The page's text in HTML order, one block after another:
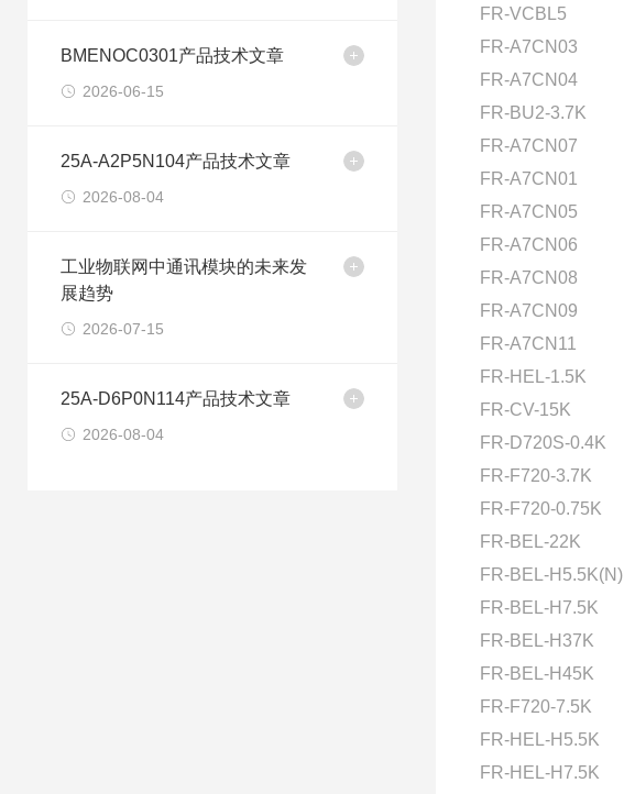
BMENOC0301产品技术文章
2026-06-15
25A-A2P5N104产品技术文章
2026-08-04
工业物联网中通讯模块的未来发
展趋势
2026-07-15
25A-D6P0N114产品技术文章
2026-08-04
FR-VCBL5
FR-A7CN03
FR-A7CN04
FR-BU2-3.7K
FR-A7CN07
FR-A7CN01
FR-A7CN05
FR-A7CN06
FR-A7CN08
FR-A7CN09
FR-A7CN11
FR-HEL-1.5K
FR-CV-15K
FR-D720S-0.4K
FR-F720-3.7K
FR-F720-0.75K
FR-BEL-22K
FR-BEL-H5.5K(N)
FR-BEL-H7.5K
FR-BEL-H37K
FR-BEL-H45K
FR-F720-7.5K
FR-HEL-H5.5K
FR-HEL-H7.5K